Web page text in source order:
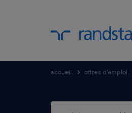
accueil offres d'emploi